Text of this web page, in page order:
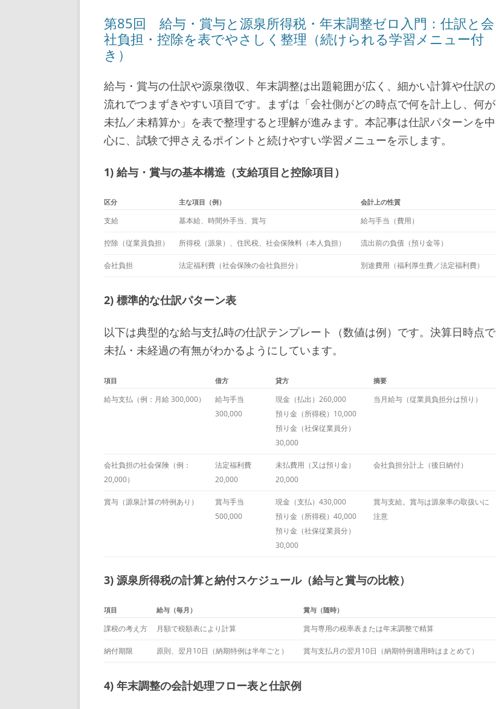
第85回 給与・賞与と源泉所得税・年末調整ゼロ入門：仕訳と会
社負担・控除を表でやさしく整理（続けられる学習メニュー付
き）
給与・賞与の仕訳や源泉徴収、年末調整は出題範囲が広く、細かい計算や仕訳の
流れでつまずきやすい項目です。まずは「会社側がどの時点で何を計上し、何が
未払／未精算か」を表で整理すると理解が進みます。本記事は仕訳パターンを中
心に、試験で押さえるポイントと続けやすい学習メニューを示します。
1) 給与・賞与の基本構造（支給項目と控除項目）
区分 主な項目（例） 会計上の性質
支給 基本給、時間外手当、賞与 給与手当（費用）
控除（従業員負担） 所得税（源泉）、住民税、社会保険料（本人負担） 流出前の負債（預り金等）
会社負担 法定福利費（社会保険の会社負担分） 別途費用（福利厚生費／法定福利費）
2) 標準的な仕訳パターン表
以下は典型的な給与支払時の仕訳テンプレート（数値は例）です。決算日時点で
未払・未経過の有無がわかるようにしています。
項目 借方 貸方 摘要
給与支払（例：月給 300,000）
給与手当
300,000
現金（払出）260,000
預り金（所得税）10,000
預り金（社保従業員分）
30,000
当月給与（従業員負担分は預り）
会社負担の社会保険（例：
20,000）
法定福利費
20,000
未払費用（又は預り金）
20,000
会社負担分計上（後日納付）
賞与（源泉計算の特例あり）
賞与手当
500,000
現金（支払）430,000
預り金（所得税）40,000
預り金（社保従業員分）
30,000
賞与支給。賞与は源泉率の取扱いに
注意
3) 源泉所得税の計算と納付スケジュール（給与と賞与の比較）
項目 給与（毎月） 賞与（随時）
課税の考え方 月額で税額表により計算 賞与専用の税率表または年末調整で精算
納付期限 原則、翌月10日（納期特例は半年ごと） 賞与支払月の翌月10日（納期特例適用時はまとめて）
4) 年末調整の会計処理フロー表と仕訳例